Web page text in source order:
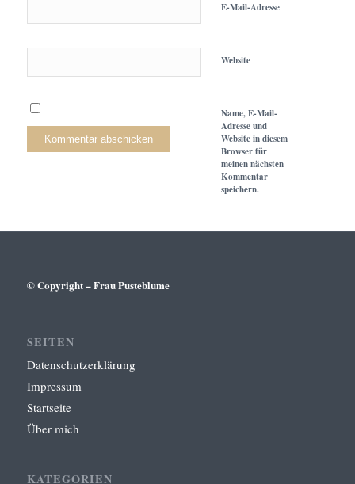
E-Mail-Adresse
Website
Name, E-Mail-
Adresse und
Website in diesem
Browser für
meinen nächsten
Kommentar
speichern.
© Copyright – Frau Pusteblume
SEITEN
Datenschutzerklärung
Impressum
Startseite
Über mich
KATEGORIEN